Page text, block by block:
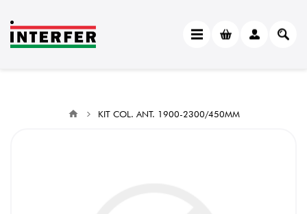
KIT COL. ANT. 1900-2300/450MM